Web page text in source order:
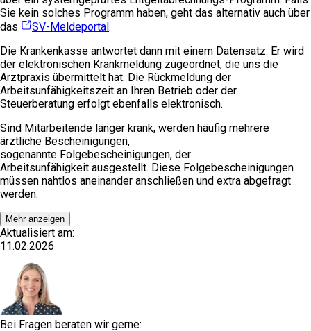
Sie kein solches Programm haben, geht das alternativ auch über
das
SV-Meldeportal.
Die Krankenkasse antwortet dann mit einem Datensatz. Er wird
der elektronischen Krankmeldung zugeordnet, die uns die
Arztpraxis übermittelt hat. Die Rückmeldung der
Arbeitsunfähigkeitszeit an Ihren Betrieb oder der
Steuerberatung erfolgt ebenfalls elektronisch.
Sind Mitarbeitende länger krank, werden häufig mehrere
ärztliche Bescheinigungen,
sogenannte Folgebescheinigungen, der
Arbeitsunfähigkeit ausgestellt. Diese Folgebescheinigungen
müssen nahtlos aneinander anschließen und extra abgefragt
werden.
Mehr anzeigen
Aktualisiert am:
11.02.2026
Bei Fragen beraten wir gerne: